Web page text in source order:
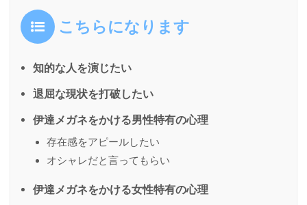
こちらになります
知的な人を演じたい
退屈な現状を打破したい
伊達メガネをかける男性特有の心理
存在感をアピールしたい
オシャレだと言ってもらい
伊達メガネをかける女性特有の心理